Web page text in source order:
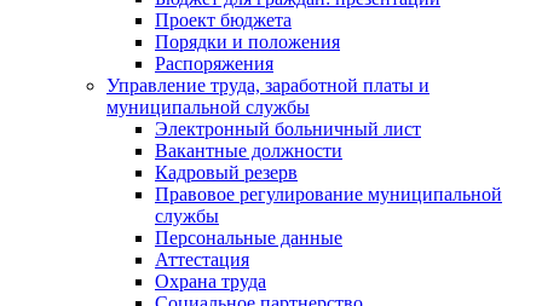
Проект бюджета
Порядки и положения
Распоряжения
Управление труда, заработной платы и
муниципальной службы
Электронный больничный лист
Вакантные должности
Кадровый резерв
Правовое регулирование муниципальной
службы
Персональные данные
Аттестация
Охрана труда